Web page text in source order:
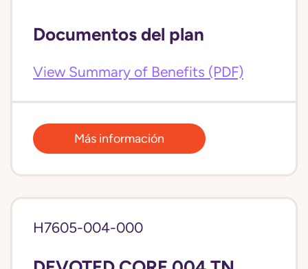
Documentos del plan
View Summary of Benefits (PDF)
Más información
H7605-004-000